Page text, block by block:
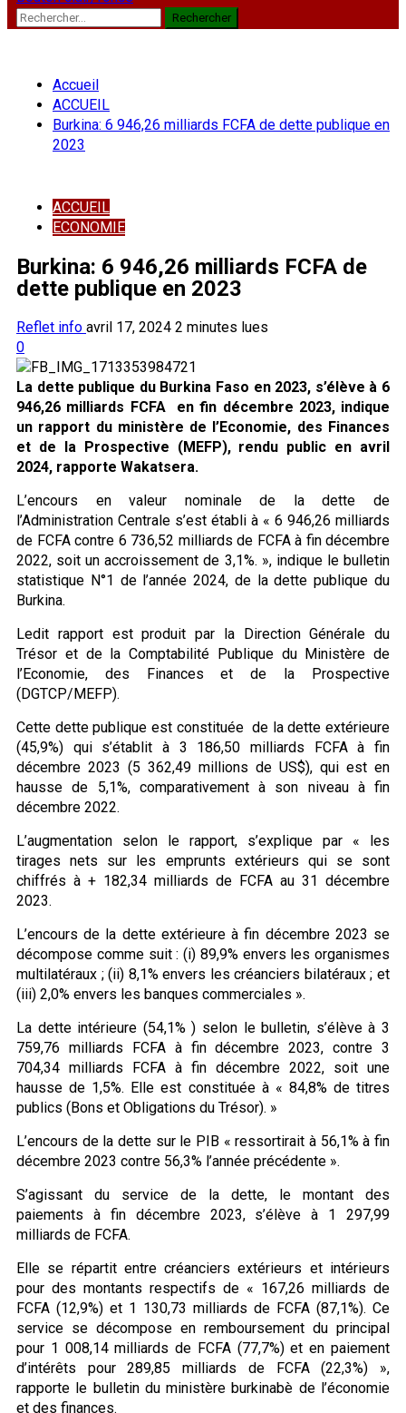
Rechercher :
Accueil
ACCUEIL
Burkina: 6 946,26 milliards FCFA de dette publique en
2023
ACCUEIL
ECONOMIE
Burkina: 6 946,26 milliards FCFA de
dette publique en 2023
Reflet info avril 17, 2024 2 minutes lues
0
La dette publique du Burkina Faso en 2023, s’élève à 6
946,26 milliards FCFA en fin décembre 2023, indique
un rapport du ministère de l’Economie, des Finances
et de la Prospective (MEFP), rendu public en avril
2024, rapporte Wakatsera.
L’encours en valeur nominale de la dette de
l’Administration Centrale s’est établi à « 6 946,26 milliards
de FCFA contre 6 736,52 milliards de FCFA à fin décembre
2022, soit un accroissement de 3,1%. », indique le bulletin
statistique N°1 de l’année 2024, de la dette publique du
Burkina.
Ledit rapport est produit par la Direction Générale du
Trésor et de la Comptabilité Publique du Ministère de
l’Economie, des Finances et de la Prospective
(DGTCP/MEFP).
Cette dette publique est constituée de la dette extérieure
(45,9%) qui s’établit à 3 186,50 milliards FCFA à fin
décembre 2023 (5 362,49 millions de US$), qui est en
hausse de 5,1%, comparativement à son niveau à fin
décembre 2022.
L’augmentation selon le rapport, s’explique par « les
tirages nets sur les emprunts extérieurs qui se sont
chiffrés à + 182,34 milliards de FCFA au 31 décembre
2023.
L’encours de la dette extérieure à fin décembre 2023 se
décompose comme suit : (i) 89,9% envers les organismes
multilatéraux ; (ii) 8,1% envers les créanciers bilatéraux ; et
(iii) 2,0% envers les banques commerciales ».
La dette intérieure (54,1% ) selon le bulletin, s’élève à 3
759,76 milliards FCFA à fin décembre 2023, contre 3
704,34 milliards FCFA à fin décembre 2022, soit une
hausse de 1,5%. Elle est constituée à « 84,8% de titres
publics (Bons et Obligations du Trésor). »
L’encours de la dette sur le PIB « ressortirait à 56,1% à fin
décembre 2023 contre 56,3% l’année précédente ».
S’agissant du service de la dette, le montant des
paiements à fin décembre 2023, s’élève à 1 297,99
milliards de FCFA.
Elle se répartit entre créanciers extérieurs et intérieurs
pour des montants respectifs de « 167,26 milliards de
FCFA (12,9%) et 1 130,73 milliards de FCFA (87,1%). Ce
service se décompose en remboursement du principal
pour 1 008,14 milliards de FCFA (77,7%) et en paiement
d’intérêts pour 289,85 milliards de FCFA (22,3%) »,
rapporte le bulletin du ministère burkinabè de l’économie
et des finances.